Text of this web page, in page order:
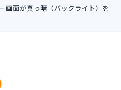
画面が真っ暗（バックライト）を